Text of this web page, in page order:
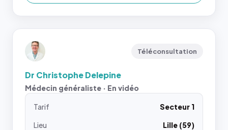
Téléconsultation
Dr Christophe Delepine
Médecin généraliste · En vidéo
Tarif
Secteur 1
Lieu
Lille (59)